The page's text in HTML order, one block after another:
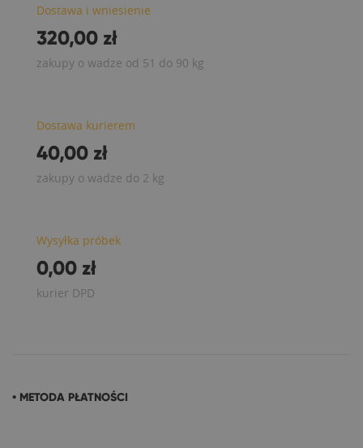
Dostawa i wniesienie
320,00 zł
zakupy o wadze od 51 do 90 kg
Dostawa kurierem
40,00 zł
zakupy o wadze do 2 kg
Wysyłka próbek
0,00 zł
kurier DPD
• METODA PŁATNOŚCI